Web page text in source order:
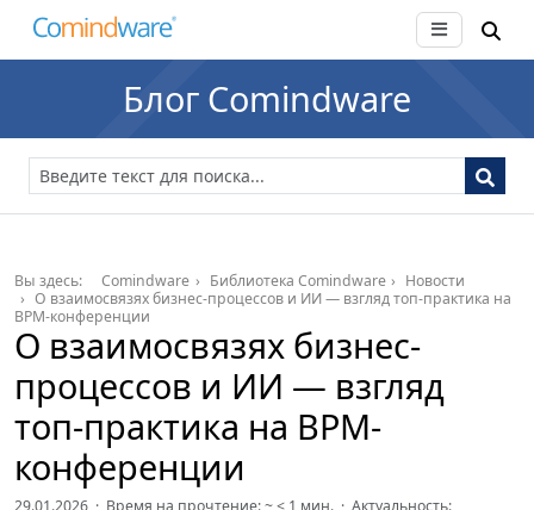
Блог Comindware
Вы здесь: Comindware Библиотека Comindware
Новости
О взаимосвязях бизнес-процессов и ИИ — взгляд топ-практика на
BPM-конференции
О взаимосвязях бизнес-
процессов и ИИ — взгляд
топ-практика на BPM-
конференции